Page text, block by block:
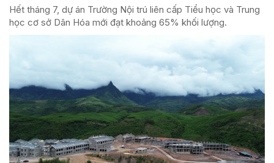
Hết tháng 7, dự án Trường Nội trú liên cấp Tiểu học và Trung
học cơ sở Dân Hóa mới đạt khoảng 65% khối lượng.